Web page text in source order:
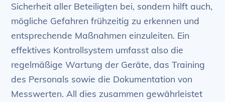
Sicherheit aller Beteiligten bei, sondern hilft auch,
mögliche Gefahren frühzeitig zu erkennen und
entsprechende Maßnahmen einzuleiten. Ein
effektives Kontrollsystem umfasst also die
regelmäßige Wartung der Geräte, das Training
des Personals sowie die Dokumentation von
Messwerten. All dies zusammen gewährleistet